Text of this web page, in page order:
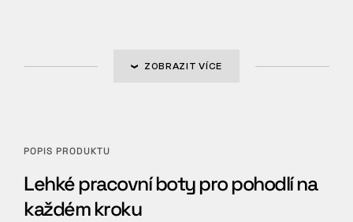
ZOBRAZIT VÍCE
POPIS PRODUKTU
Lehké pracovní boty pro pohodlí na
každém kroku